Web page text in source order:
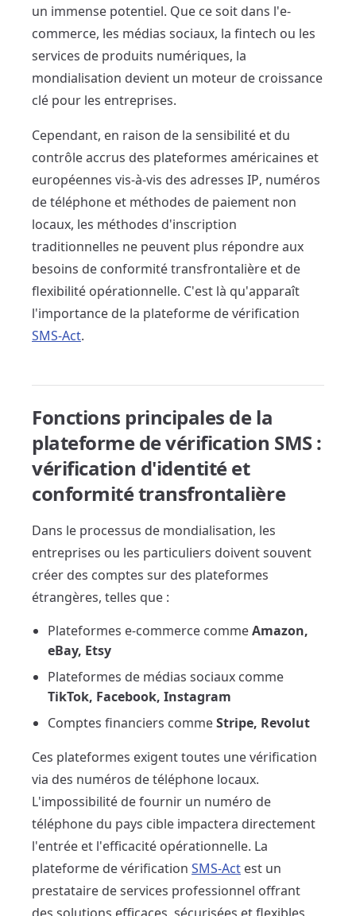
un immense potentiel. Que ce soit dans l'e-
commerce, les médias sociaux, la fintech ou les
services de produits numériques, la
mondialisation devient un moteur de croissance
clé pour les entreprises.
Cependant, en raison de la sensibilité et du
contrôle accrus des plateformes américaines et
européennes vis-à-vis des adresses IP, numéros
de téléphone et méthodes de paiement non
locaux, les méthodes d'inscription
traditionnelles ne peuvent plus répondre aux
besoins de conformité transfrontalière et de
flexibilité opérationnelle. C'est là qu'apparaît
l'importance de la plateforme de vérification
SMS-Act.
Fonctions principales de la
plateforme de vérification SMS :
vérification d'identité et
conformité transfrontalière
Dans le processus de mondialisation, les
entreprises ou les particuliers doivent souvent
créer des comptes sur des plateformes
étrangères, telles que :
Plateformes e-commerce commeAmazon,
eBay, Etsy
Plateformes de médias sociaux comme
TikTok, Facebook, Instagram
Comptes financiers commeStripe, Revolut
Ces plateformes exigent toutes une vérification
via des numéros de téléphone locaux.
L'impossibilité de fournir un numéro de
téléphone du pays cible impactera directement
l'entrée et l'efficacité opérationnelle. La
plateforme de vérification SMS-Act est un
prestataire de services professionnel offrant